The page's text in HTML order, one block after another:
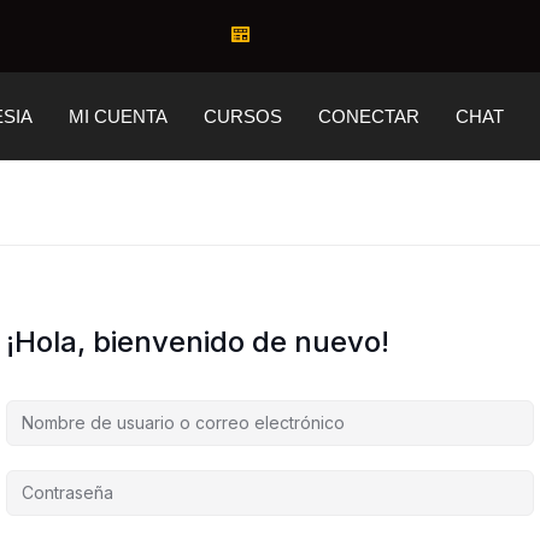
MI CUENTA CURSOS CONECTAR CHAT
¡Hola, bienvenido de nuevo!